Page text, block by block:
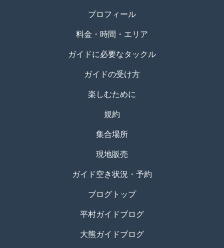
プロフィール
料金・時間・エリア
ガイドに必要なタックル
ガイドの受け方
楽しむために
規約
集合場所
現地販売
ガイド空き状況・予約
ブログトップ
平村ガイドブログ
大熊ガイドブログ